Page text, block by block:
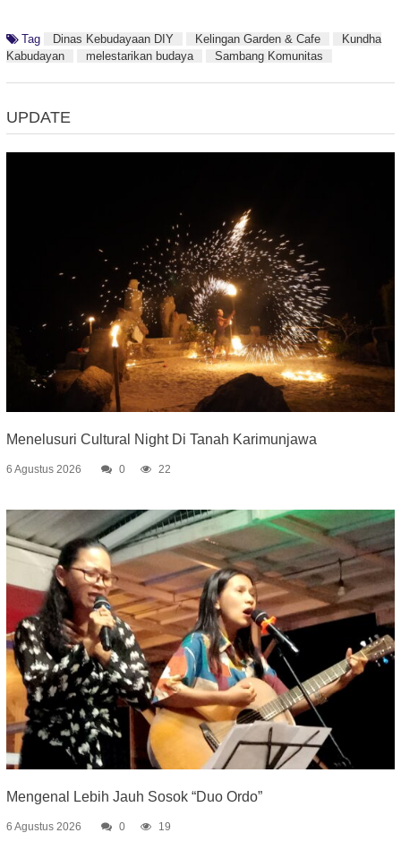
Tag Dinas Kebudayaan DIY Kelingan Garden & Cafe
Kundha
Kabudayan
melestarikan budaya Sambang Komunitas
UPDATE
Menelusuri Cultural Night Di Tanah Karimunjawa
6 Agustus 2026 0 22
Mengenal Lebih Jauh Sosok “Duo Ordo”
6 Agustus 2026 0 19